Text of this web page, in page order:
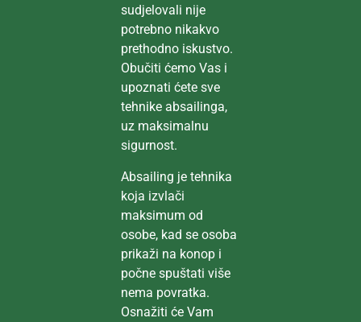
sudjelovali nije
potrebno nikakvo
prethodno iskustvo.
Obučiti ćemo Vas i
upoznati ćete sve
tehnike absailinga,
uz maksimalnu
sigurnost.
Absailing je tehnika
koja izvlači
maksimum od
osobe, kad se osoba
prikaži na konop i
počne spuštati više
nema povratka.
Osnažiti će Vam